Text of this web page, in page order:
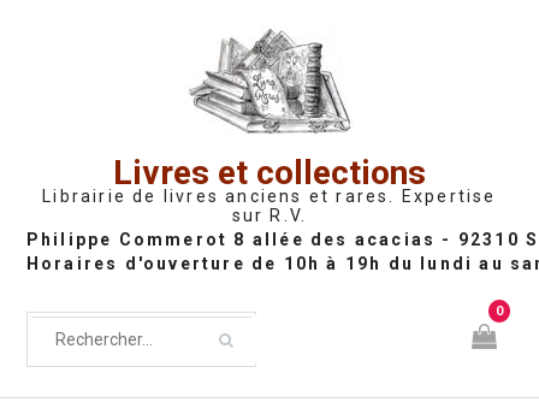
Livres et collections
Librairie de livres anciens et rares. Expertise
sur R.V.
0